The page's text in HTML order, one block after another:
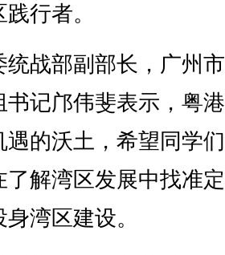
行者。
战部副部长，广州
书记邝伟斐表示，粤
遇的沃土，希望同学
了解湾区发展中找准
湾区建设。